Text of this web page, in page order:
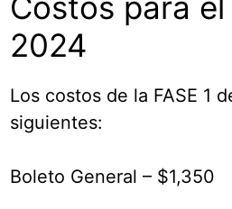
Costos para
2024
Los costos de la FASE 1
siguientes:
Boleto General – $1,350